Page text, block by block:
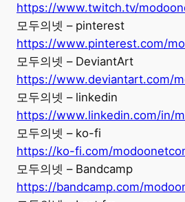
https://www.twitch.tv/
모두의넷 – pinterest
https://www.pinterest.com/
모두의넷 – DeviantArt
https://www.deviantart.com/
모두의넷 – linkedin
https://www.linkedin.com/in/
모두의넷 – ko-fi
https://ko-fi.com/
모두의넷 – Bandcamp
https://bandcamp.com/